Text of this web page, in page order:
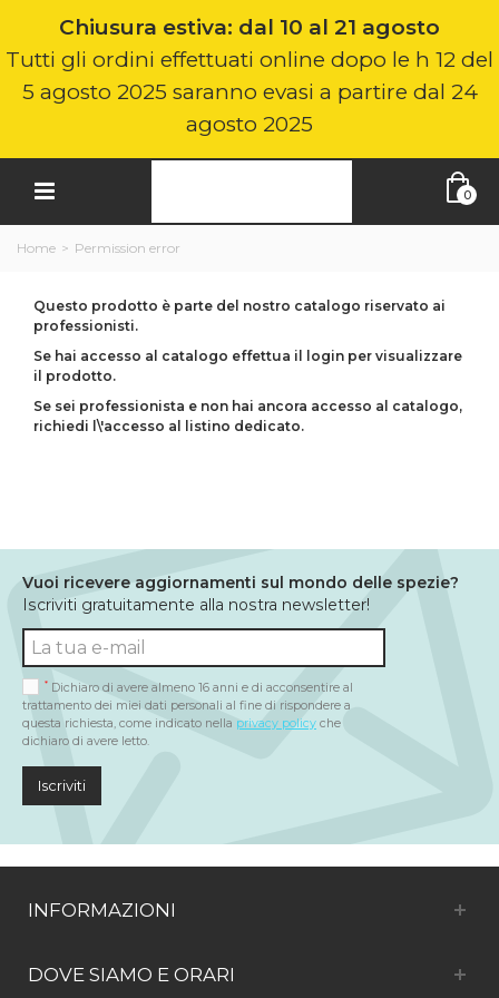
Chiusura estiva: dal 10 al 21 agosto
Tutti gli ordini effettuati online dopo le h 12 del
5 agosto 2025 saranno evasi a partire dal 24
agosto 2025
0
Home > Permission error
Questo prodotto è parte del nostro catalogo riservato ai
professionisti.
Se hai accesso al catalogo effettua il login per visualizzare
il prodotto.
Se sei professionista e non hai ancora accesso al catalogo,
richiedi l\'accesso al listino dedicato.
Vuoi ricevere aggiornamenti sul mondo delle spezie?
Iscriviti gratuitamente alla nostra newsletter!
* Dichiaro di avere almeno 16 anni e di acconsentire al
trattamento dei miei dati personali al fine di rispondere a
questa richiesta, come indicato nella privacy policy che
dichiaro di avere letto.
Iscriviti
INFORMAZIONI
DOVE SIAMO E ORARI